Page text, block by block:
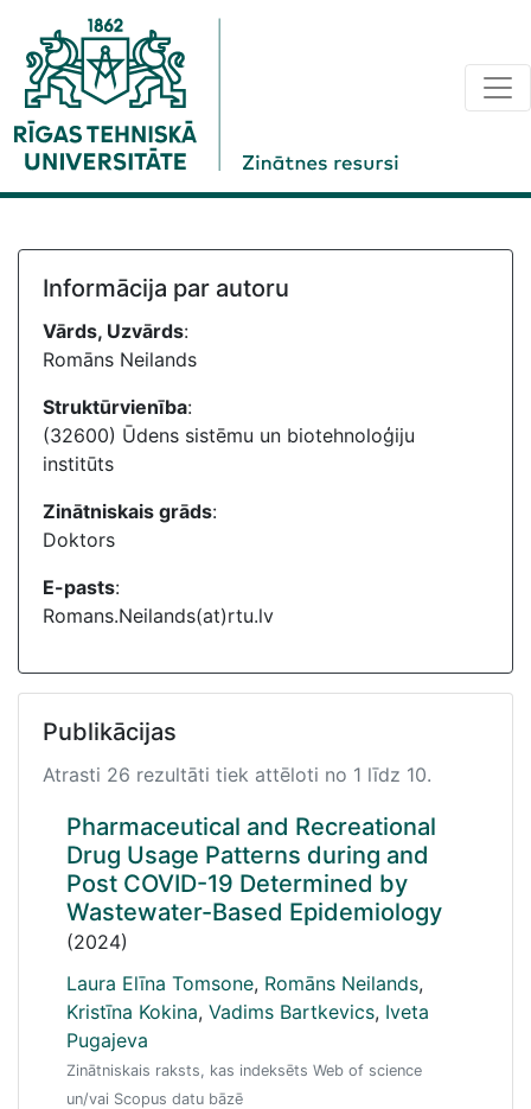
Informācija par autoru
Vārds, Uzvārds:
Romāns Neilands
Struktūrvienība:
(32600) Ūdens sistēmu un biotehnoloģiju
institūts
Zinātniskais grāds:
Doktors
E-pasts:
Romans.Neilands(at)rtu.lv
Publikācijas
Atrasti 26 rezultāti tiek attēloti no 1 līdz 10.
Pharmaceutical and Recreational
Drug Usage Patterns during and
Post COVID-19 Determined by
Wastewater-Based Epidemiology
(2024)
Laura Elīna Tomsone, Romāns Neilands,
Kristīna Kokina, Vadims Bartkevics, Iveta
Pugajeva
Zinātniskais raksts, kas indeksēts Web of science
un/vai Scopus datu bāzē